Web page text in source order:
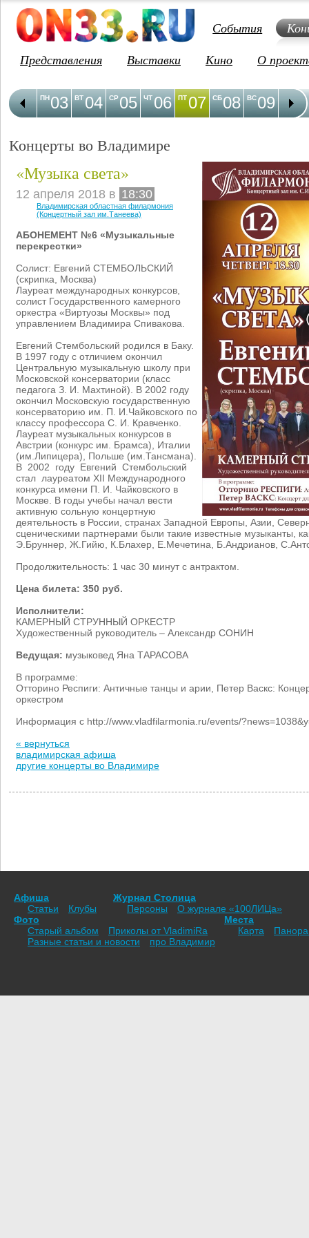
События
Представления
Выставки Кино О
03
ПН 04
ВТ 05
СР 06
ЧТ 07
ПТ 08
СБ 09
ВС 10
ПН
Концерты во Владимире
«Музыка света»
12 апреля 2018 в 18:30
Владимирская областная филармония
(Концертный зал им.Танеева)
АБОНЕМЕНТ №6 «Музыкальные
перекрестки»
Солист: Евгений СТЕМБОЛЬСКИЙ
(скрипка, Москва)
Лауреат международных конкурсов,
солист Государственного камерного
оркестра «Виртуозы Москвы» под
управлением Владимира Спивакова.
Евгений Стембольский родился в Баку.
В 1997 году с отличием окончил
Центральную музыкальную школу при
Московской консерватории (класс
педагога З. И. Махтиной). В 2002 году
окончил Московскую государственную
консерваторию им. П. И.Чайковского по
классу профессора С. И. Кравченко.
Лауреат музыкальных конкурсов в
Австрии (конкурс им. Брамса), Италии
(им.Липицера), Польше (им.Тансмана).
В 2002 году Евгений Стембольский
стал лауреатом XII Международного
конкурса имени П. И. Чайковского в
Москве. В годы учебы начал вести
активную сольную концертную
деятельность в России, странах Западной Европы, Азии,
сценическими партнерами были такие известные музыканты,
Э.Бруннер, Ж.Гийю, К.Блахер, Е.Мечетина, Б.Андрианов,
Продолжительность: 1 час 30 минут с антрактом.
Цена билета: 350 руб.
Исполнители:
КАМЕРНЫЙ СТРУННЫЙ ОРКЕСТР
Художественный руководитель – Александр СОНИН
Ведущая: музыковед Яна ТАРАСОВА
В программе:
Отторино Респиги: Античные танцы и арии, Петер Васкс:
оркестром
Информация с http://www.vladfilarmonia.ru/events/
« вернуться
владимирская афиша
другие концерты во Владимире
Афиша
Статьи
Клубы
Журнал Столица
Персоны
О журнале «100ЛИЦа»
Фото
Старый альбом
Приколы от VladimiRа
Места
Карта
Разные статьи и новости
про Владимир